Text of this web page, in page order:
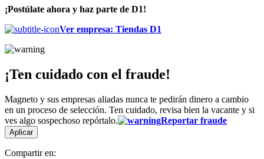
¡Postúlate ahora y haz parte de D1!
Ver empresa: Tiendas D1
¡Ten cuidado con el fraude!
Magneto y sus empresas aliadas nunca te pedirán dinero a cambio
en un proceso de selección. Ten cuidado, revisa bien la vacante y si
ves algo sospechoso repórtalo.
Reportar fraude
Aplicar
Compartir en: